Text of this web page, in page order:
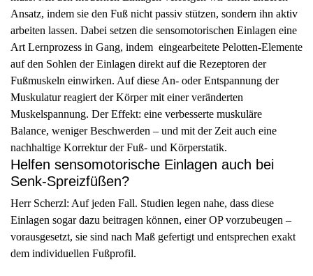
Ansatz, indem sie den Fuß nicht passiv stützen, sondern ihn aktiv
arbeiten lassen. Dabei setzen die sensomotorischen Einlagen eine
Art Lernprozess in Gang, indem eingearbeitete Pelotten-Elemente
auf den Sohlen der Einlagen direkt auf die Rezeptoren der
Fußmuskeln einwirken. Auf diese An- oder Entspannung der
Muskulatur reagiert der Körper mit einer veränderten
Muskelspannung. Der Effekt: eine verbesserte muskuläre
Balance, weniger Beschwerden – und mit der Zeit auch eine
nachhaltige Korrektur der Fuß- und Körperstatik.
Helfen sensomotorische Einlagen auch bei
Senk-Spreizfüßen?
Herr Scherzl: Auf jeden Fall. Studien legen nahe, dass diese
Einlagen sogar dazu beitragen können, einer OP vorzubeugen –
vorausgesetzt, sie sind nach Maß gefertigt und entsprechen exakt
dem individuellen Fußprofil.